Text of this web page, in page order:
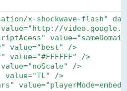
x-shockwave-flash"
value="http://
value="best" />
value="#FFFFFF" />
value="noScale" />
value="TL" />